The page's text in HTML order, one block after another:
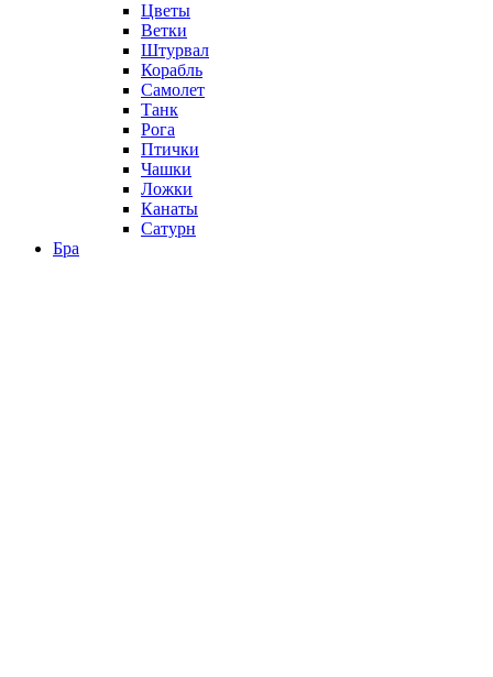
Цветы
Ветки
Штурвал
Корабль
Самолет
Танк
Рога
Птички
Чашки
Ложки
Канаты
Сатурн
Бра